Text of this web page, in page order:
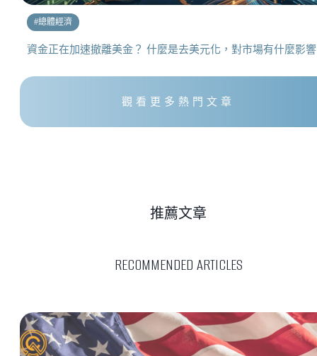
#總體經濟
資金正在加速撤離美金？ 什麼是去美元化，對市場有什麼影
觀看更多熱門文章
RECOMMENDED ARTICLES
推薦文章